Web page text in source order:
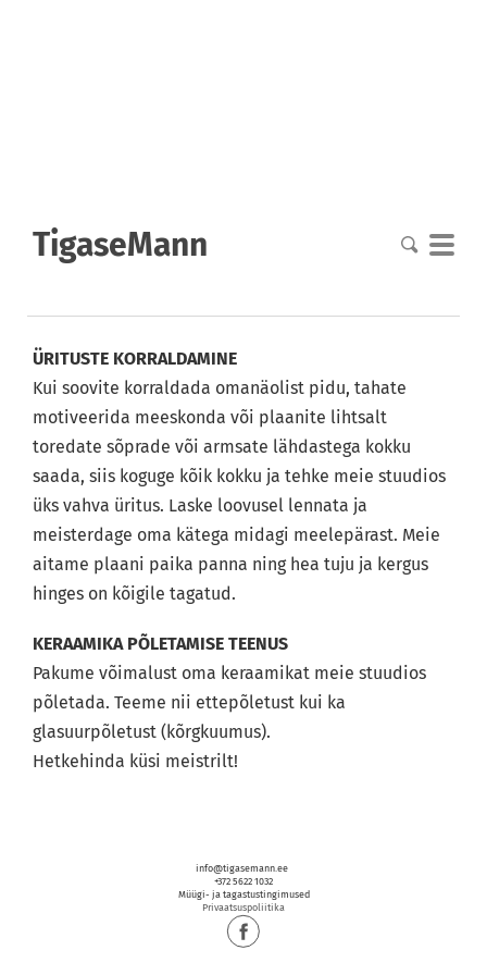
TigaseMann
ÜRITUSTE KORRALDAMINE
Kui soovite korraldada omanäolist pidu, tahate
motiveerida meeskonda või plaanite lihtsalt
toredate sõprade või armsate lähdastega kokku
saada, siis koguge kõik kokku ja tehke meie stuudios
üks vahva üritus. Laske loovusel lennata ja
meisterdage oma kätega midagi meelepärast. Meie
aitame plaani paika panna ning hea tuju ja kergus
hinges on kõigile tagatud.
KERAAMIKA PÕLETAMISE TEENUS
Pakume võimalust oma keraamikat meie stuudios
põletada. Teeme nii ettepõletust kui ka
glasuurpõletust (kõrgkuumus).
Hetkehinda küsi meistrilt!
info@tigasemann.ee
+372 5622 1032
Müügi- ja tagastustingimused
Privaatsuspoliitika